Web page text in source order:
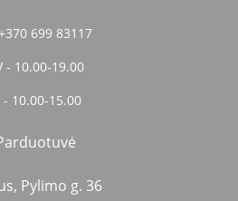
699 83117
- 10.00-19.00
- 10.00-15.00
Pylimo g. 36